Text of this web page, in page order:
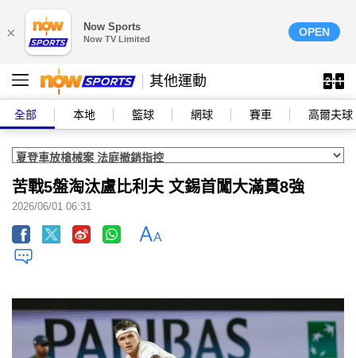
× Now Sports
Now TV Limited
OPEN
其他運動
全部 本地 籃球 網球 賽車 高爾夫球
苦戰5盤淘汰盧比利夫 文錫首闖大滿貫8強
2026/06/01 06:31